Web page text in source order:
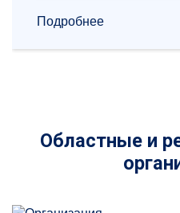
Подробнее
Областные и